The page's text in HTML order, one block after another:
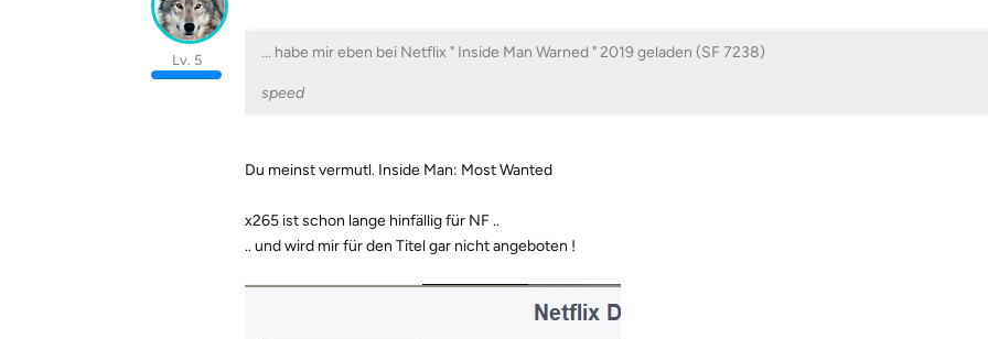
Lv. 5 ... habe mir eben bei Netflix " Inside Man Warned " 2019 geladen (SF 7238)
speed
Du meinst vermutl. Inside Man: Most Wanted
x265 ist schon lange hinfällig für NF ..
.. und wird mir für den Titel gar nicht angeboten !